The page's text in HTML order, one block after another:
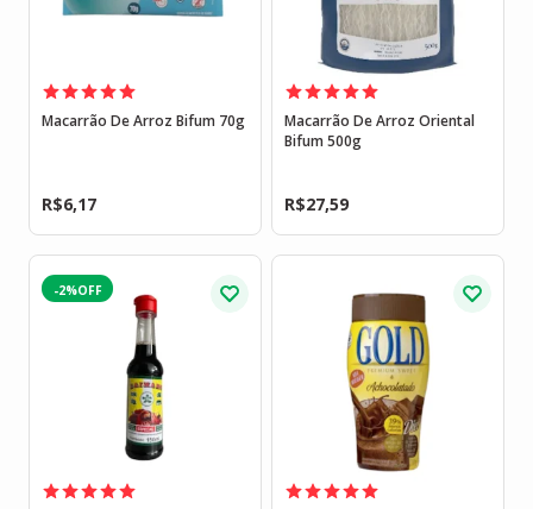
Macarrão De Arroz Bifum 70g
R$6,17
Macarrão De Arroz Oriental
Bifum 500g
R$27,59
-2%